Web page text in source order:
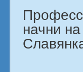
начни